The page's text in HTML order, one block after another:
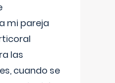
mi pareja
las
cuando se